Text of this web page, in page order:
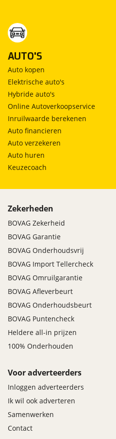
AUTO'S
Auto kopen
Elektrische auto's
Hybride auto's
Online Autoverkoopservice
Inruilwaarde berekenen
Auto financieren
Auto verzekeren
Auto huren
Keuzecoach
Zekerheden
BOVAG Zekerheid
BOVAG Garantie
BOVAG Onderhoudsvrij
BOVAG Import Tellercheck
BOVAG Omruilgarantie
BOVAG Afleverbeurt
BOVAG Onderhoudsbeurt
BOVAG Puntencheck
Heldere all-in prijzen
100% Onderhouden
Voor adverteerders
Inloggen adverteerders
Ik wil ook adverteren
Samenwerken
Contact